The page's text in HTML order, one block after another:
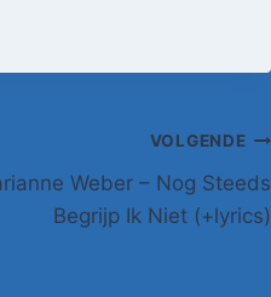
VOLGENDE
Weber – Nog Steeds
Begrijp Ik Niet (+lyrics)